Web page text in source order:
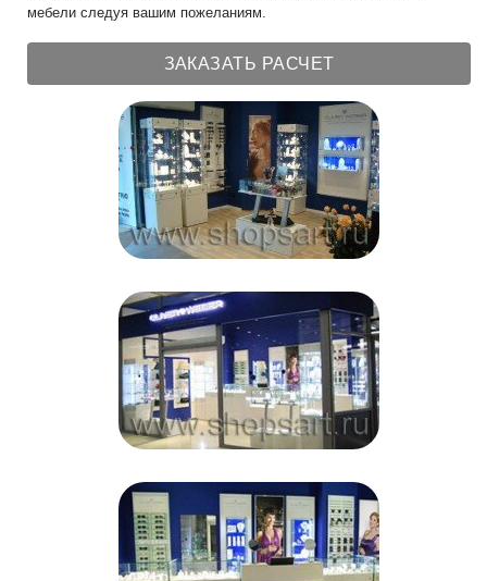
мебели следуя вашим пожеланиям.
ЗАКАЗАТЬ РАСЧЕТ